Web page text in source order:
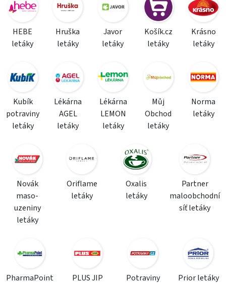
HEBE
letáky
Hruška
letáky
Javor
letáky
Košík.cz
letáky
Krásno
letáky
Kubík
potraviny
letáky
Lékárna
AGEL
letáky
Lékárna
LEMON
letáky
Můj
Obchod
letáky
Norma
letáky
Novák
maso-
uzeniny
letáky
Oriflame
letáky
Oxalis
letáky
Partner
maloobchodní
síť letáky
PharmaPoint
PLUS JIP
Potraviny
Prior letáky